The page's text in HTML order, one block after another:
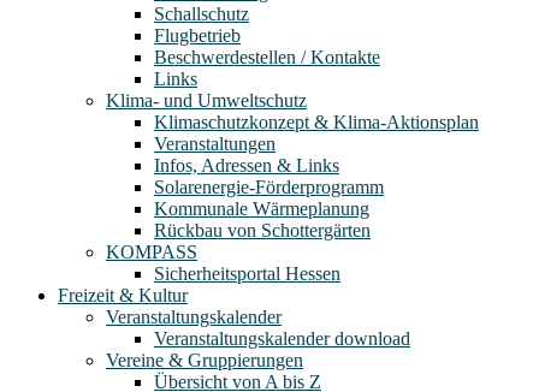
Schallschutz
Flugbetrieb
Beschwerdestellen / Kontakte
Links
Klima- und Umweltschutz
Klimaschutzkonzept & Klima-Aktionsplan
Veranstaltungen
Infos, Adressen & Links
Solarenergie-Förderprogramm
Kommunale Wärmeplanung
Rückbau von Schottergärten
KOMPASS
Sicherheitsportal Hessen
Freizeit & Kultur
Veranstaltungskalender
Veranstaltungskalender download
Vereine & Gruppierungen
Übersicht von A bis Z